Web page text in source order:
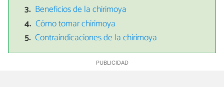
Beneficios de la chirimoya
Cómo tomar chirimoya
Contraindicaciones de la chirimoya